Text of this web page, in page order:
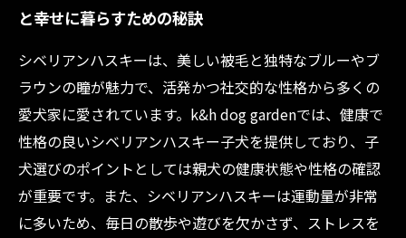
と幸せに暮らすための秘訣
シベリアンハスキーは、美しい被毛と独特なブルーやブ
ラウンの瞳が魅力で、活発かつ社交的な性格から多くの
愛犬家に愛されています。k&h dog gardenでは、健康で
性格の良いシベリアンハスキー子犬を提供しており、子
犬選びのポイントとしては親犬の健康状態や性格の確認
が重要です。また、シベリアンハスキーは運動量が非常
に多いため、毎日の散歩や遊びを欠かさず、ストレスを